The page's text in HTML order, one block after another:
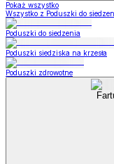
Pokaż wszystko
Wszystko z Poduszki do
Poduszki do siedzenia
Poduszki siedziska na krzesła
Poduszki zdrowotne